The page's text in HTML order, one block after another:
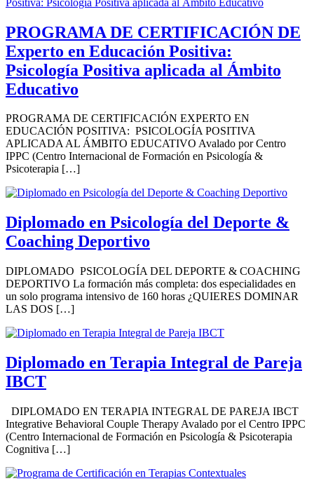
PROGRAMA DE CERTIFICACIÓN DE
Experto en Educación Positiva:
Psicología Positiva aplicada al Ámbito
Educativo
PROGRAMA DE CERTIFICACIÓN EXPERTO EN
EDUCACIÓN POSITIVA: PSICOLOGÍA POSITIVA
APLICADA AL ÁMBITO EDUCATIVO Avalado por Centro
IPPC (Centro Internacional de Formación en Psicología &
Psicoterapia […]
Diplomado en Psicología del Deporte &
Coaching Deportivo
DIPLOMADO PSICOLOGÍA DEL DEPORTE & COACHING
DEPORTIVO La formación más completa: dos especialidades en
un solo programa intensivo de 160 horas ¿QUIERES DOMINAR
LAS DOS […]
Diplomado en Terapia Integral de Pareja
IBCT
DIPLOMADO EN TERAPIA INTEGRAL DE PAREJA IBCT
Integrative Behavioral Couple Therapy Avalado por el Centro IPPC
(Centro Internacional de Formación en Psicología & Psicoterapia
Cognitiva […]